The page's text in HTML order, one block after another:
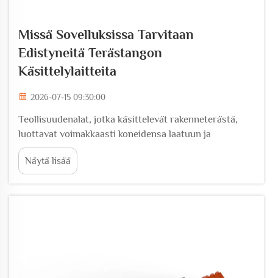
Missä Sovelluksissa Tarvitaan
Edistyneitä Terästangon
Käsittelylaitteita
2026-07-15 09:30:00
Teollisuudenalat, jotka käsittelevät rakenneterästä,
luottavat voimakkaasti koneidensa laatuun ja
toimintakykyyn. Kun projektien vaatimukset
kiristyvät, tavallisilla työkaluilla ei enää ole riittävästi
kapasiteettia, ja tehtaiden on sijoitettava terästangon
Näytä lisää